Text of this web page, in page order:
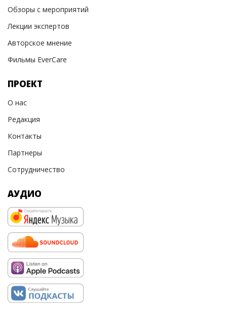
Обзоры с мероприятий
Лекции экспертов
Авторское мнение
Фильмы EverCare
ПРОЕКТ
О нас
Редакция
Контакты
Партнеры
Сотрудничество
АУДИО